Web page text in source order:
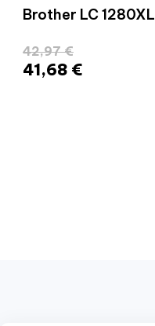
Brother LC
42,97 €
41,68 €